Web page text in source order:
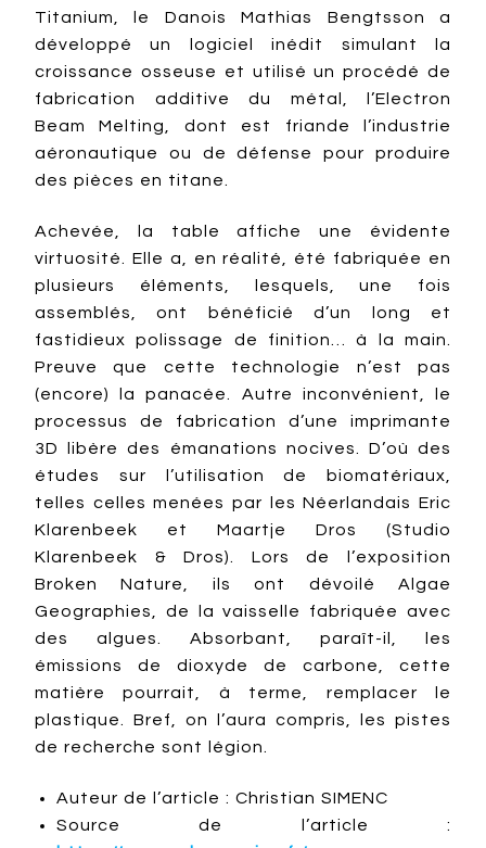
Titanium, le Danois Mathias Bengtsson a
développé un logiciel inédit simulant la
croissance osseuse et utilisé un procédé de
fabrication additive du métal, l’Electron
Beam Melting, dont est friande l’industrie
aéronautique ou de défense pour produire
des pièces en titane.
Achevée, la table affiche une évidente
virtuosité. Elle a, en réalité, été fabriquée en
plusieurs éléments, lesquels, une fois
assemblés, ont bénéficié d’un long et
fastidieux polissage de finition… à la main.
Preuve que cette technologie n’est pas
(encore) la panacée. Autre inconvénient, le
processus de fabrication d’une imprimante
3D libère des émanations nocives. D’où des
études sur l’utilisation de biomatériaux,
telles celles menées par les Néerlandais Eric
Klarenbeek et Maartje Dros (Studio
Klarenbeek & Dros). Lors de l’exposition
Broken Nature, ils ont dévoilé Algae
Geographies, de la vaisselle fabriquée avec
des algues. Absorbant, paraît-il, les
émissions de dioxyde de carbone, cette
matière pourrait, à terme, remplacer le
plastique. Bref, on l’aura compris, les pistes
de recherche sont légion.
Auteur de l’article : Christian SIMENC
Source de l’article :